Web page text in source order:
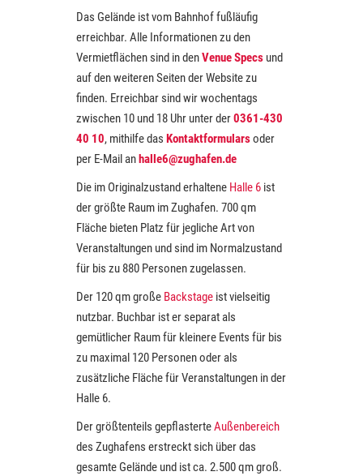
Das Gelände ist vom Bahnhof fußläufig
erreichbar. Alle Informationen zu den
Vermietflächen sind in denVenue Specs und
auf den weiteren Seiten der Website zu
finden. Erreichbar sind wir wochentags
zwischen 10 und 18 Uhr unter der0361-430
40 10, mithilfe das Kontaktformularsoder
per E-Mail anhalle6@zughafen.de
Die im Originalzustand erhaltene Halle 6 ist
der größte Raum im Zughafen. 700 qm
Fläche bieten Platz für jegliche Art von
Veranstaltungen und sind im Normalzustand
für bis zu 880 Personen zugelassen.
Der 120 qm große Backstage ist vielseitig
nutzbar. Buchbar ist er separat als
gemütlicher Raum für kleinere Events für bis
zu maximal 120 Personen oder als
zusätzliche Fläche für Veranstaltungen in der
Halle 6.
Der größtenteils gepflasterteAußenbereich
des Zughafens erstreckt sich über das
gesamte Gelände und ist ca. 2.500 qm groß.